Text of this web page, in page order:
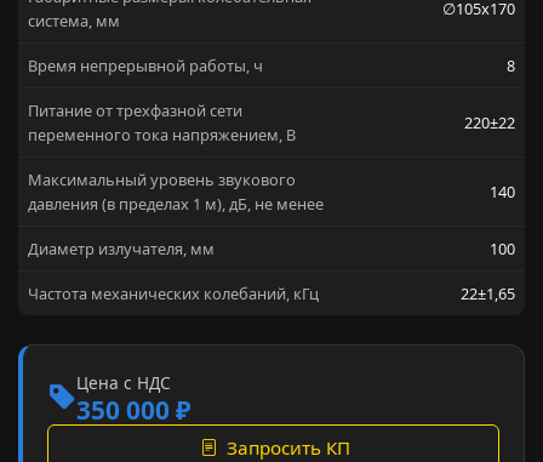
система, мм
∅105x170
Время непрерывной работы, ч 8
Питание от трехфазной сети
переменного тока напряжением, В
220±22
Максимальный уровень звукового
давления (в пределах 1 м), дБ, не менее
140
Диаметр излучателя, мм 100
Частота механических колебаний, кГц 22±1,65
Цена с НДС
350 000 ₽
Запросить КП